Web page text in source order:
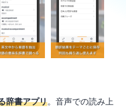
辞書アプリ。音声での読み上